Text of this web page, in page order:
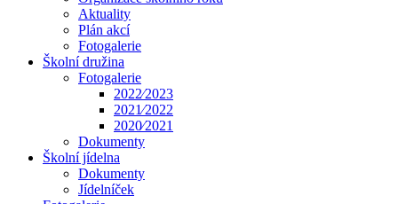
Aktuality
Plán akcí
Fotogalerie
Školní družina
Fotogalerie
2022⁄2023
2021⁄2022
2020⁄2021
Dokumenty
Školní jídelna
Dokumenty
Jídelníček